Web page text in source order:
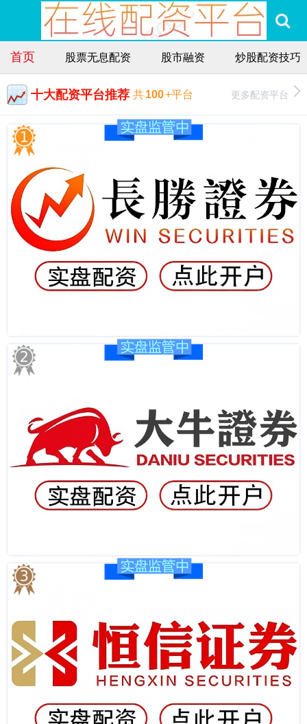
首页 股票无息配资 股市融资 炒股配资技巧
十大配资平台推荐 共100+平台 更多配资平台